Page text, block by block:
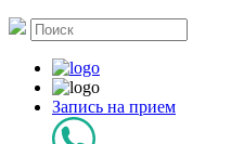
Запись на прием